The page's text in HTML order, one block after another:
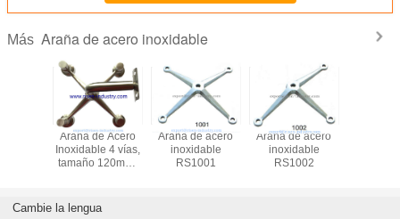
Más Araña de acero inoxidable
Araña de Acero
Inoxidable 4 vías,
tamaño 120mm,
Araña de acero
inoxidable
RS1001
Araña de acero
inoxidable
RS1002
Cambie la lengua